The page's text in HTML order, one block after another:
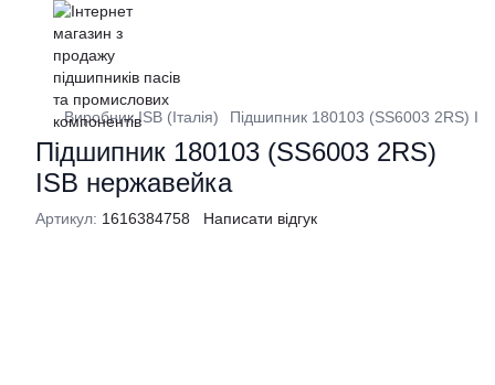
Виробник ISB (Італія) Підшипник 180103 (SS6003 2RS)
Підшипник 180103 (SS6003 2RS)
ISB нержавейка
Артикул: 1616384758 Написати відгук